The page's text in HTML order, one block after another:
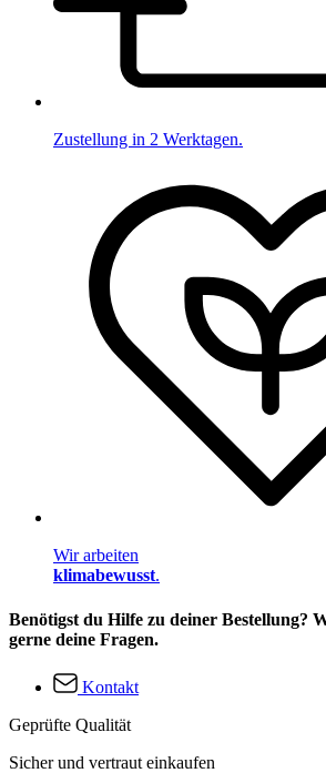
Zustellung in 2 Werktagen.
Wir arbeiten
klimabewusst.
Benötigst du Hilfe zu deiner Bestellung?
gerne deine Fragen.
Kontakt
Geprüfte Qualität
Sicher und vertraut einkaufen